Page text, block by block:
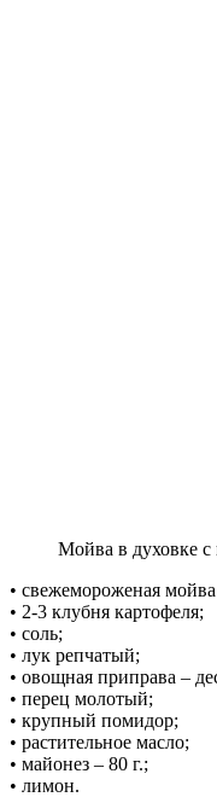
Мойва в духовке с
• свежемороженая
• 2-3 клубня картофеля;
• соль;
• лук репчатый;
• овощная приправа –
• перец молотый;
• крупный помидор;
• растительное масло;
• майонез – 80 г.;
• лимон.